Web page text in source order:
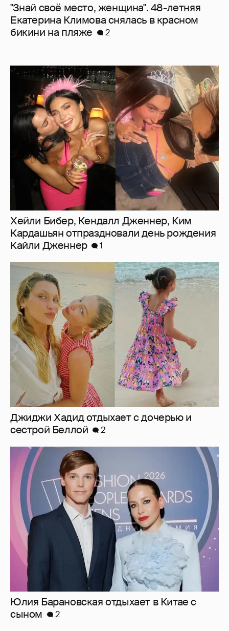
"Знай своё место, женщина". 48-летняя
Екатерина Климова снялась в красном
бикини на пляже
2
Хейли Бибер, Кендалл Дженнер, Ким
Кардашьян отпраздновали день рождения
Кайли Дженнер
1
Джиджи Хадид отдыхает с дочерью и
сестрой Беллой
2
Юлия Барановская отдыхает в Китае с
сыном
2